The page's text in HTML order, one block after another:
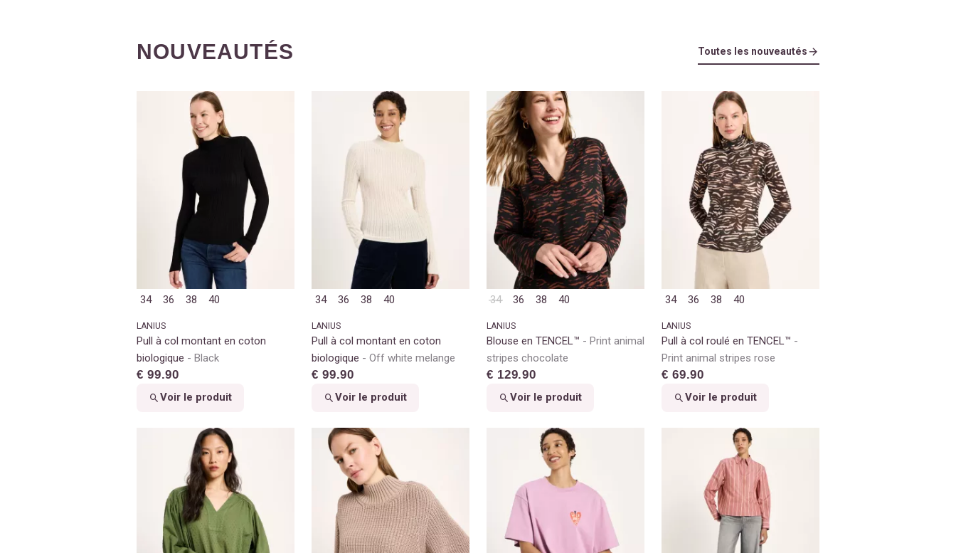
NOUVEAUTÉS Toutes les nouveautés
34 36 38 40
LANIUS
Pull à col montant en coton
biologique
Black
€ 99.90
Voir le produit
34 36 38 40
LANIUS
Pull à col montant en coton
biologique
Off white melange
€ 99.90
Voir le produit
34 36 38 40
LANIUS
Blouse en TENCEL™
Print animal
stripes chocolate
€ 129.90
Voir le produit
34 36 38 40
LANIUS
Pull à col roulé en TENCEL™
Print animal stripes rose
€ 69.90
Voir le produit